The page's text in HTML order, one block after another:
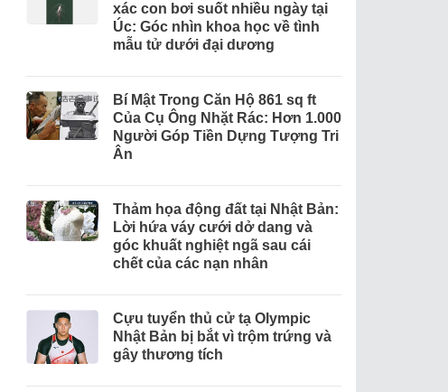
xác con bơi suốt nhiều ngày tại
Úc: Góc nhìn khoa học về tình
mẫu tử dưới đại dương
Bí Mật Trong Căn Hộ 861 sq ft
Của Cụ Ông Nhặt Rác: Hơn 1.000
Người Góp Tiền Dựng Tượng Tri
Ân
Thảm họa động đất tại Nhật Bản:
Lời hứa váy cưới dở dang và
góc khuất nghiệt ngã sau cái
chết của các nạn nhân
Cựu tuyển thủ cử tạ Olympic
Nhật Bản bị bắt vì trộm trứng và
gây thương tích